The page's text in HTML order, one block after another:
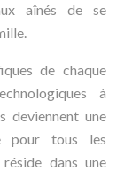
aînés de se
de chaque
à
deviennent une
pour tous les
dans une